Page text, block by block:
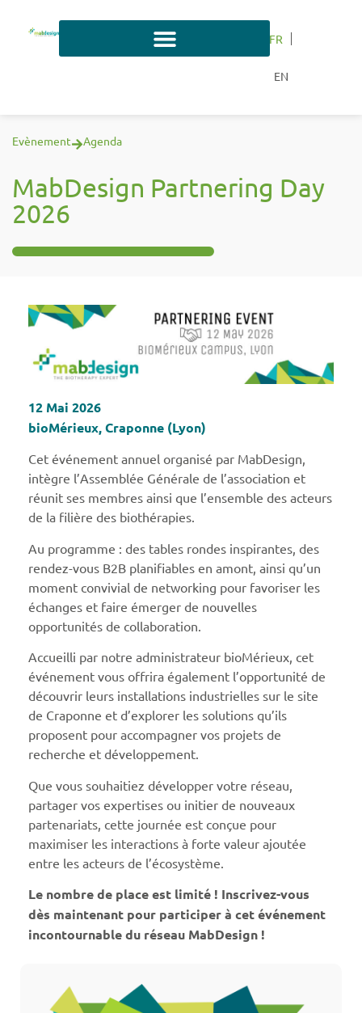
FR
EN
Evènement Agenda
MabDesign Partnering Day
2026
12 Mai 2026
bioMérieux, Craponne (Lyon)
Cet événement annuel organisé par MabDesign,
intègre l’Assemblée Générale de l’association et
réunit ses membres ainsi que l’ensemble des acteurs
de la filière des biothérapies.
Au programme : des tables rondes inspirantes, des
rendez-vous B2B planifiables en amont, ainsi qu’un
moment convivial de networking pour favoriser les
échanges et faire émerger de nouvelles
opportunités de collaboration.
Accueilli par notre administrateur bioMérieux, cet
événement vous offrira également l’opportunité de
découvrir leurs installations industrielles sur le site
de Craponne et d’explorer les solutions qu’ils
proposent pour accompagner vos projets de
recherche et développement.
Que vous souhaitiez développer votre réseau,
partager vos expertises ou initier de nouveaux
partenariats, cette journée est conçue pour
maximiser les interactions à forte valeur ajoutée
entre les acteurs de l’écosystème.
Le nombre de place est limité ! Inscrivez-vous
dès maintenant pour participer à cet événement
incontournable du réseau MabDesign !